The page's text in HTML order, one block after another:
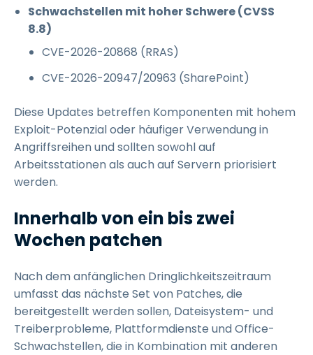
Schwachstellen mit hoher Schwere (CVSS
8.8)
CVE-2026-20868 (RRAS)
CVE-2026-20947/20963 (SharePoint)
Diese Updates betreffen Komponenten mit hohem
Exploit-Potenzial oder häufiger Verwendung in
Angriffsreihen und sollten sowohl auf
Arbeitsstationen als auch auf Servern priorisiert
werden.
Innerhalb von ein bis zwei
Wochen patchen
Nach dem anfänglichen Dringlichkeitszeitraum
umfasst das nächste Set von Patches, die
bereitgestellt werden sollen, Dateisystem- und
Treiberprobleme, Plattformdienste und Office-
Schwachstellen, die in Kombination mit anderen